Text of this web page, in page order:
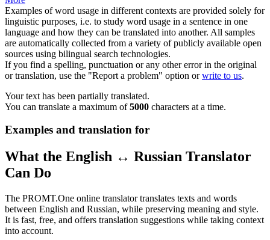
Examples of word usage in different contexts are provided solely for
linguistic purposes, i.e. to study word usage in a sentence in one
language and how they can be translated into another. All samples
are automatically collected from a variety of publicly available open
sources using bilingual search technologies.
If you find a spelling, punctuation or any other error in the original
or translation, use the "Report a problem" option orwrite to us.
Your text has been partially translated.
You can translate a maximum of5000 characters at a time.
Examples and translation for
What the English ↔ Russian Translator
Can Do
The PROMT.One online translator translates texts and words
between English and Russian, while preserving meaning and style.
It is fast, free, and offers translation suggestions while taking context
into account.